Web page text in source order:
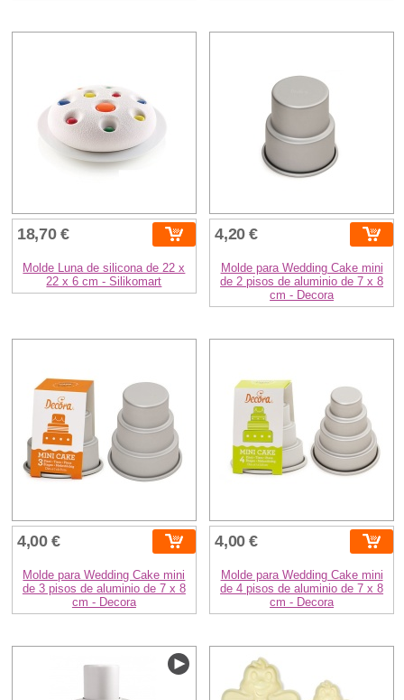
18,70 €
Molde Luna de silicona de 22 x
22 x 6 cm - Silikomart
4,20 €
Molde para Wedding Cake mini
de 2 pisos de aluminio de 7 x 8
cm - Decora
4,00 €
Molde para Wedding Cake mini
de 3 pisos de aluminio de 7 x 8
cm - Decora
4,00 €
Molde para Wedding Cake mini
de 4 pisos de aluminio de 7 x 8
cm - Decora